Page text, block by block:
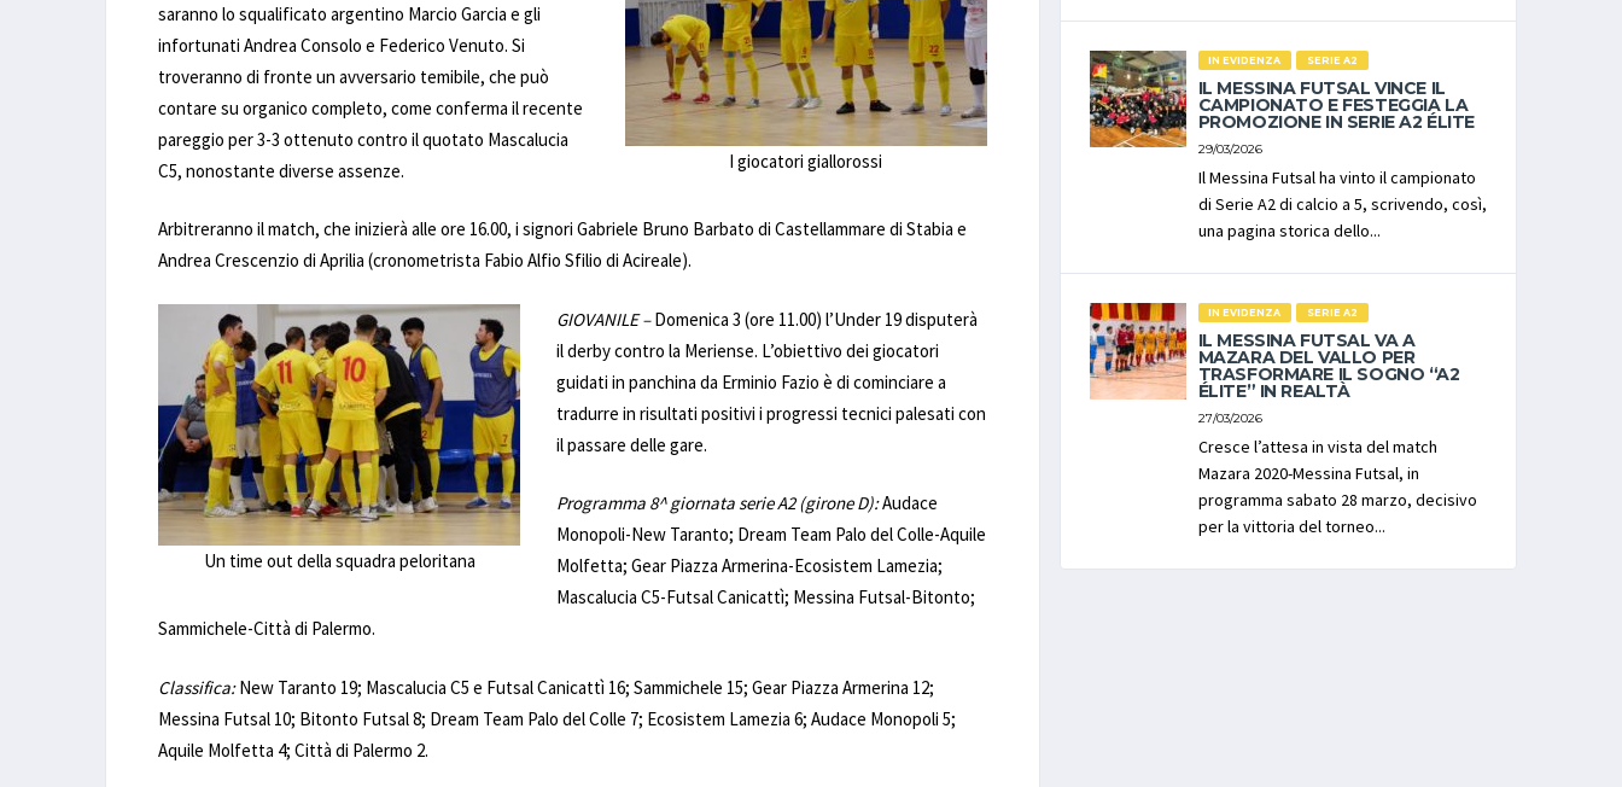
I giocatori giallorossi
saranno lo squalificato argentino Marcio Garcia e gli
infortunati Andrea Consolo e Federico Venuto. Si
troveranno di fronte un avversario temibile, che può
contare su organico completo, come conferma il recente
pareggio per 3-3 ottenuto contro il quotato Mascalucia
C5, nonostante diverse assenze.
Arbitreranno il match, che inizierà alle ore 16.00, i signori Gabriele Bruno Barbato di Castellammare di Stabia e
Andrea Crescenzio di Aprilia (cronometrista Fabio Alfio Sfilio di Acireale).
Un time out della squadra peloritana
GIOVANILE –Domenica 3 (ore 11.00) l’Under 19 disputerà
il derby contro la Meriense. L’obiettivo dei giocatori
guidati in panchina da Erminio Fazio è di cominciare a
tradurre in risultati positivi i progressi tecnici palesati con
il passare delle gare.
Programma 8^ giornata serie A2 (girone D):Audace
Monopoli-New Taranto; Dream Team Palo del Colle-Aquile
Molfetta; Gear Piazza Armerina-Ecosistem Lamezia;
Mascalucia C5-Futsal Canicattì; Messina Futsal-Bitonto;
Sammichele-Città di Palermo.
Classifica:New Taranto 19; Mascalucia C5 e Futsal Canicattì 16; Sammichele 15; Gear Piazza Armerina 12;
Messina Futsal 10; Bitonto Futsal 8; Dream Team Palo del Colle 7; Ecosistem Lamezia 6; Audace Monopoli 5;
Aquile Molfetta 4; Città di Palermo 2.
IN EVIDENZA SERIE A2
IL MESSINA FUTSAL VINCE IL
CAMPIONATO E FESTEGGIA LA
PROMOZIONE IN SERIE A2 ÉLITE
29/03/2026
Il Messina Futsal ha vinto il campionato
di Serie A2 di calcio a 5, scrivendo, così,
una pagina storica dello...
IN EVIDENZA SERIE A2
IL MESSINA FUTSAL VA A
MAZARA DEL VALLO PER
TRASFORMARE IL SOGNO “A2
ÉLITE” IN REALTÀ
27/03/2026
Cresce l’attesa in vista del match
Mazara 2020-Messina Futsal, in
programma sabato 28 marzo, decisivo
per la vittoria del torneo...